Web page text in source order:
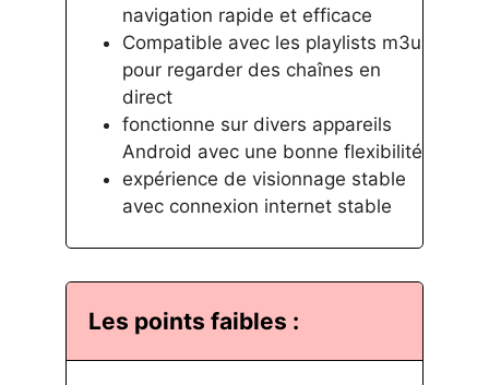
navigation rapide et efficace
Compatible avec les playlists m3u
pour regarder des chaînes en
direct
fonctionne sur divers appareils
Android avec une bonne flexibilité
expérience de visionnage stable
avec connexion internet stable
Les points faibles :